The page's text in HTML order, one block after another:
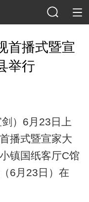
首播式暨宣
举行
剑）6月23日上
播式暨宣家大
镇国纸客厅C馆
6月23日）在